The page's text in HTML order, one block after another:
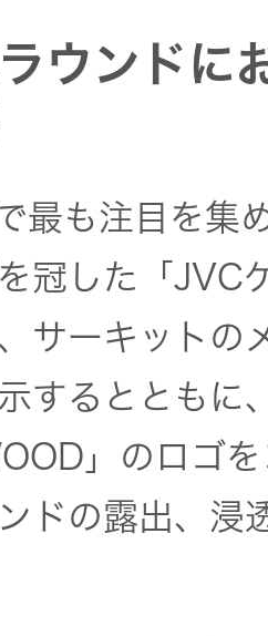
ウンドに
最も注目を集
冠した「JVC
サーキットの
するとともに
」のロゴ
ドの露出、浸